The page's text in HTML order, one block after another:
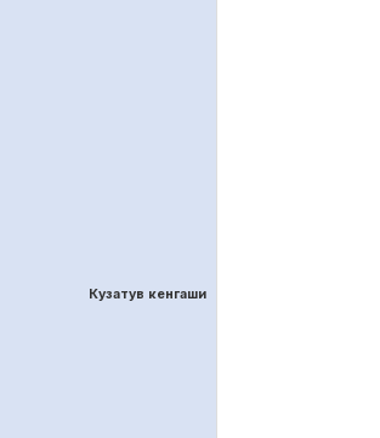
Кузатув кенгаши